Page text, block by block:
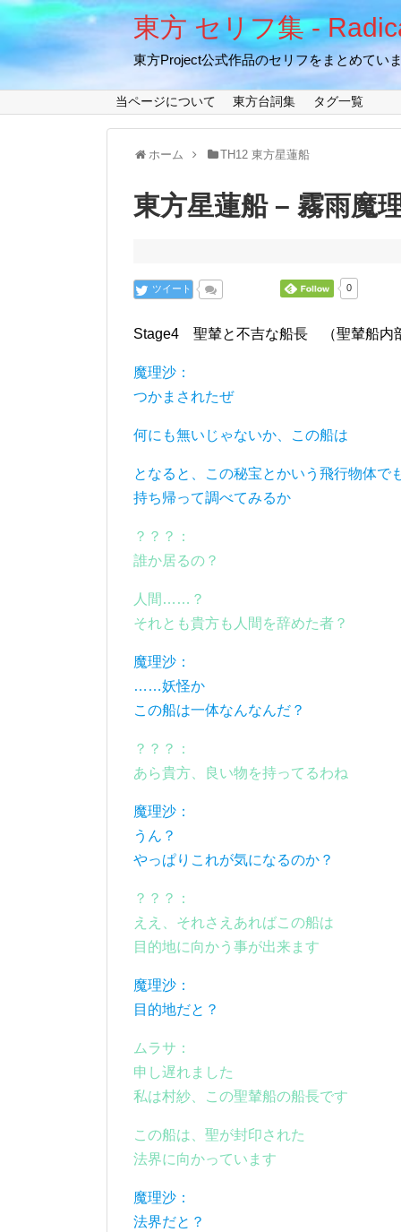
東方 セリフ集 -
東方Project公式作品のセリフをまとめてい
当ページについて 東方台詞集 タグ一覧
ホーム TH12 東方星蓮船
東方星蓮船 – 霧雨魔
ツイート 0
Stage4 聖輦と不吉な船長 （聖輦船内
魔理沙：
つかまされたぜ
何にも無いじゃないか、この船は
となると、この秘宝とかいう飛行物体で
持ち帰って調べてみるか
？？？：
誰か居るの？
人間……？
それとも貴方も人間を辞めた者？
魔理沙：
……妖怪か
この船は一体なんなんだ？
？？？：
あら貴方、良い物を持ってるわね
魔理沙：
うん？
やっぱりこれが気になるのか？
？？？：
ええ、それさえあればこの船は
目的地に向かう事が出来ます
魔理沙：
目的地だと？
ムラサ：
申し遅れました
私は村紗、この聖輦船の船長です
この船は、聖が封印された
法界に向かっています
魔理沙：
法界だと？